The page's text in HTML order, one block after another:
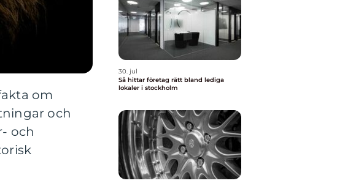
om
och
och
30. jul
Så hittar företag rätt bland lediga
lokaler i stockholm